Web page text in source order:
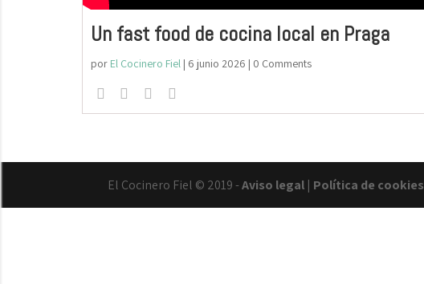
Un fast food de cocina local en Praga
por El Cocinero Fiel| 6 junio 2026 | 0 Comments
El Cocinero Fiel © 2019 -Aviso legal | Política de cookies